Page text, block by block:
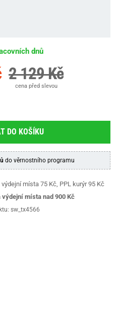
dnů
2 129 Kč
cena před slevou
DO KOŠÍKU
do věrnostního programu
místa 75 Kč, PPL kurýr 95 Kč
výdejní místa nad 900 Kč
sw_tx4566